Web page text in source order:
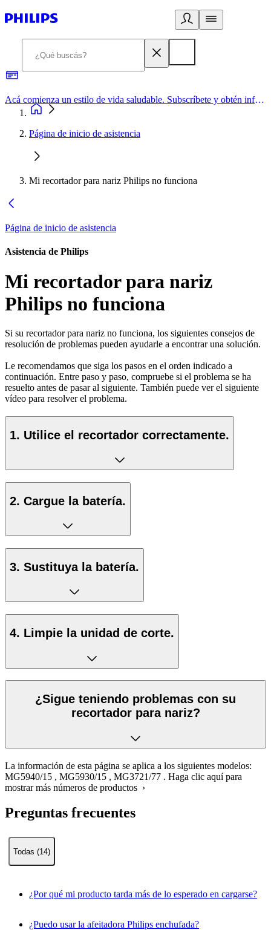
Acá comienza un estilo de vida saludable. Subscríbete y obtén información de primera mano
Página de inicio de asistencia
Mi recortador para nariz Philips no funciona
Página de inicio de asistencia
Asistencia de Philips
Mi recortador para nariz
Philips no funciona
Si su recortador para nariz no funciona, los siguientes consejos de
resolución de problemas pueden ayudarle a encontrar una solución.
Le recomendamos que siga los pasos en el orden indicado a
continuación. Entre paso y paso, compruebe si el problema se ha
resuelto antes de pasar al siguiente. También puede ver el siguiente
vídeo para resolver el problema.
1. Utilice el recortador correctamente.
2. Cargue la batería.
3. Sustituya la batería.
4. Limpie la unidad de corte.
¿Sigue teniendo problemas con su
recortador para nariz?
La información de esta página se aplica a los siguientes modelos:
MG5940/15 , MG5930/15 , MG3721/77 . Haga clic aquí para
mostrar más números de productos ›
Preguntas frecuentes
Todas (14)
¿Por qué mi producto tarda más de lo esperado en cargarse?
¿Puedo usar la afeitadora Philips enchufada?